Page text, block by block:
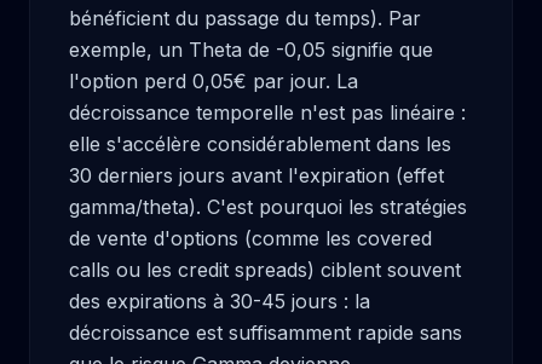
bénéficient du passage du temps). Par
exemple, un Theta de -0,05 signifie que
l'option perd 0,05€ par jour. La
décroissance temporelle n'est pas linéaire :
elle s'accélère considérablement dans les
30 derniers jours avant l'expiration (effet
gamma/theta). C'est pourquoi les stratégies
de vente d'options (comme les covered
calls ou les credit spreads) ciblent souvent
des expirations à 30-45 jours : la
décroissance est suffisamment rapide sans